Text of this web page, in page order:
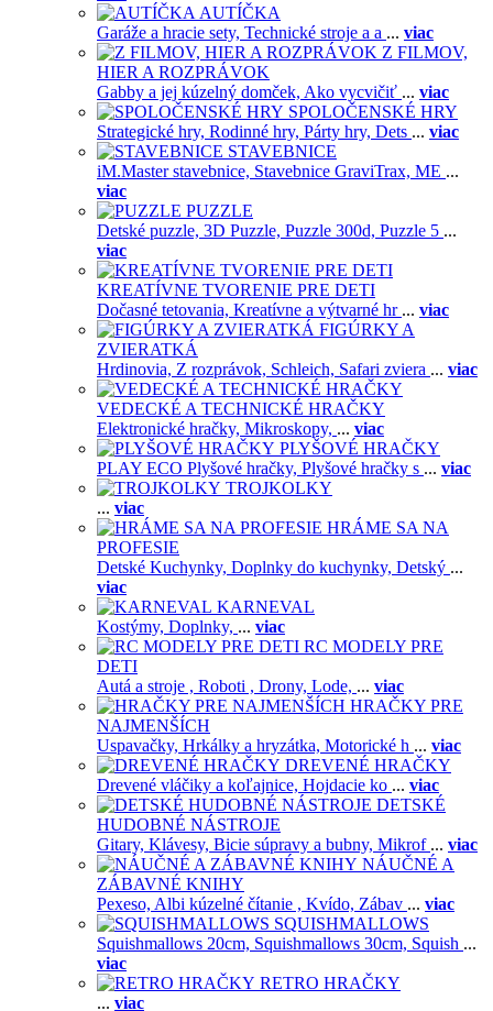
AUTÍČKA
Garáže a hracie sety, Technické stroje a a ... viac
Z FILMOV,
HIER A ROZPRÁVOK
Gabby a jej kúzelný domček, Ako vycvičiť ... viac
SPOLOČENSKÉ HRY
Strategické hry, Rodinné hry, Párty hry, Dets ... viac
STAVEBNICE
iM.Master stavebnice, Stavebnice GraviTrax, ME ...
viac
PUZZLE
Detské puzzle, 3D Puzzle, Puzzle 300d, Puzzle 5 ...
viac
KREATÍVNE TVORENIE PRE DETI
Dočasné tetovania, Kreatívne a výtvarné hr ... viac
FIGÚRKY A
ZVIERATKÁ
Hrdinovia, Z rozprávok, Schleich, Safari zviera ... viac
VEDECKÉ A TECHNICKÉ HRAČKY
Elektronické hračky, Mikroskopy, ... viac
PLYŠOVÉ HRAČKY
PLAY ECO Plyšové hračky, Plyšové hračky s ... viac
TROJKOLKY
... viac
HRÁME SA NA
PROFESIE
Detské Kuchynky, Doplnky do kuchynky, Detský ...
viac
KARNEVAL
Kostýmy, Doplnky, ... viac
RC MODELY PRE
DETI
Autá a stroje , Roboti , Drony, Lode, ... viac
HRAČKY PRE
NAJMENŠÍCH
Uspavačky, Hrkálky a hryzátka, Motorické h ... viac
DREVENÉ HRAČKY
Drevené vláčiky a koľajnice, Hojdacie ko ... viac
DETSKÉ
HUDOBNÉ NÁSTROJE
Gitary, Klávesy, Bicie súpravy a bubny, Mikrof ... viac
NÁUČNÉ A
ZÁBAVNÉ KNIHY
Pexeso, Albi kúzelné čítanie , Kvído, Zábav ... viac
SQUISHMALLOWS
Squishmallows 20cm, Squishmallows 30cm, Squish ...
viac
RETRO HRAČKY
... viac